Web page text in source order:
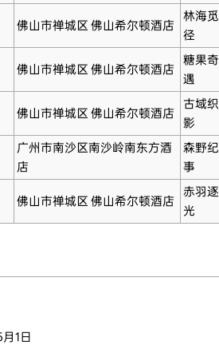
佛山市禅城区 佛山希尔顿酒店
林海觅
径
佛山市禅城区 佛山希尔顿酒店
糖果奇
遇
佛山市禅城区 佛山希尔顿酒店
古域织
影
广州市南沙区南沙岭南东方酒
店
森野纪
事
佛山市禅城区 佛山希尔顿酒店
赤羽逐
光
1日